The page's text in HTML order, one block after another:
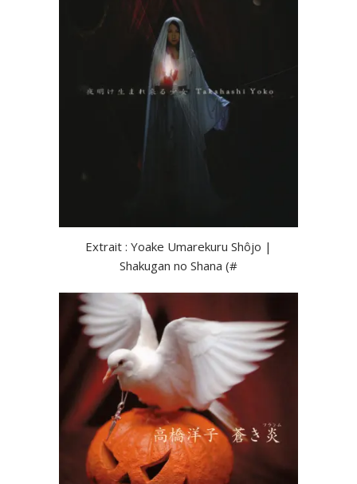
Extrait : Yoake Umarekuru Shôjo |
Shakugan no Shana (#